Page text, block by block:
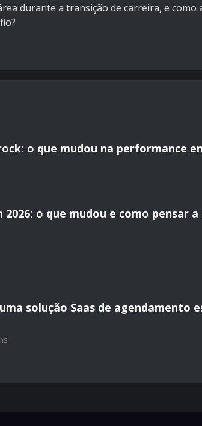
durante a transição de carreira, e como
o que mudou na performance
o que mudou e como pensar a
solução Saas de agendamento